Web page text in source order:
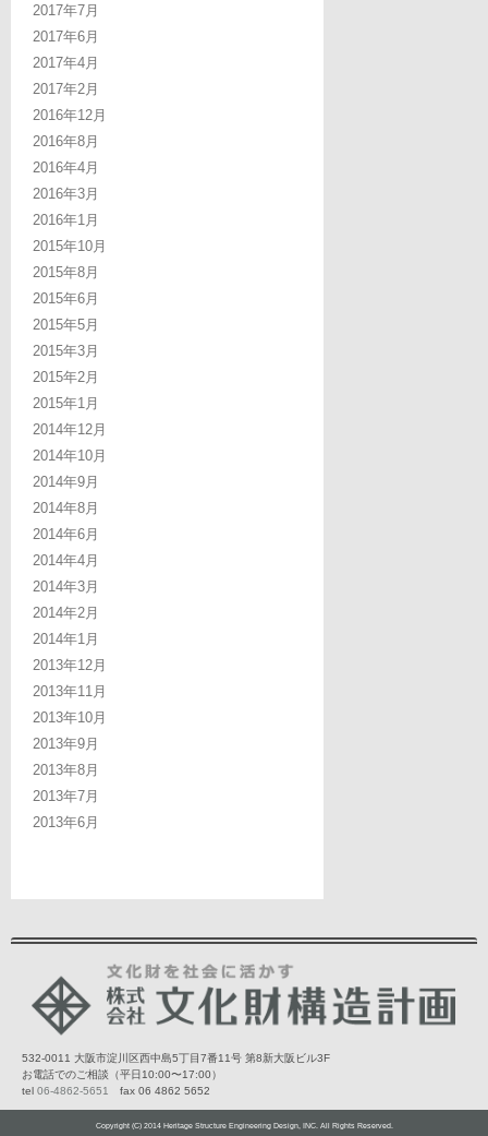
2017年7月
2017年6月
2017年4月
2017年2月
2016年12月
2016年8月
2016年4月
2016年3月
2016年1月
2015年10月
2015年8月
2015年6月
2015年5月
2015年3月
2015年2月
2015年1月
2014年12月
2014年10月
2014年9月
2014年8月
2014年6月
2014年4月
2014年3月
2014年2月
2014年1月
2013年12月
2013年11月
2013年10月
2013年9月
2013年8月
2013年7月
2013年6月
532-0011 大阪市淀川区西中島5丁目7番11号 第8新大阪ビル3F
お電話でのご相談（平日10:00〜17:00）
tel 06-4862-5651 fax 06 4862 5652
Copyright (C) 2014 Heritage Structure Engineering Design, INC. All Rights Reserved.